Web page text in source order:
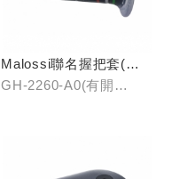
Malossi聯名握把套(有
開口)/(無開口)
GH-2260-A0(有開